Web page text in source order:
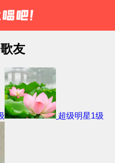
友
超级明星1级